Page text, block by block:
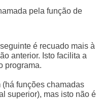
pela função de
é recuado mais à
anterior. Isto facilita a
programa.
(há funções chamadas
superior), mas isto não é